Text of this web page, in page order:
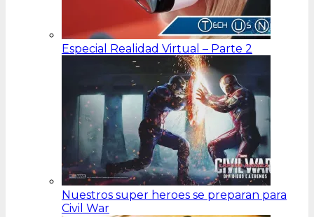
Especial Realidad Virtual – Parte 2
Nuestros super heroes se preparan para
Civil War